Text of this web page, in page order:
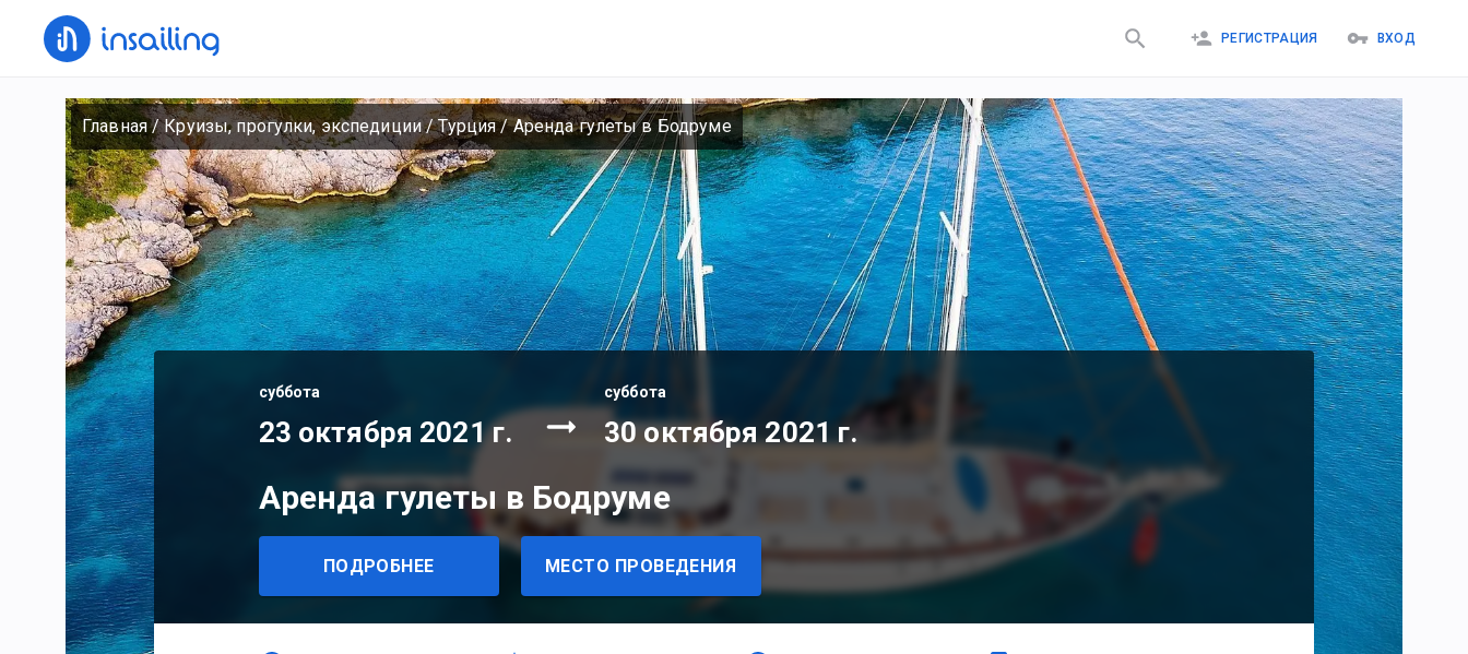
РЕГИСТРАЦИЯ ВХОД
Главная/Круизы, прогулки, экспедиции/Турция/Аренда гулеты в Бодруме
суббота
23 октября 2021 г.
суббота
30 октября 2021 г.
Аренда гулеты в Бодруме
ПОДРОБНЕЕ МЕСТО ПРОВЕДЕНИЯ